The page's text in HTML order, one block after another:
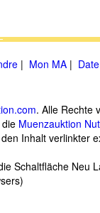
| Mon MA|
. Alle Rechte
Muenzauktion
Inhalt verlinkter
Schaltfläche Neu